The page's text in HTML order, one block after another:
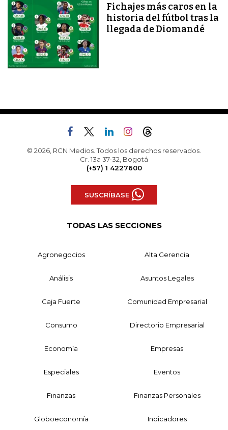
Fichajes más caros en la
historia del fútbol tras la
llegada de Diomandé
© 2026, RCN Medios. Todos los derechos reservados.
Cr. 13a 37-32, Bogotá
(+57) 1 4227600
SUSCRÍBASE
TODAS LAS SECCIONES
Agronegocios Alta Gerencia
Análisis Asuntos Legales
Caja Fuerte Comunidad Empresarial
Consumo Directorio Empresarial
Economía Empresas
Especiales Eventos
Finanzas Finanzas Personales
Globoeconomía Indicadores